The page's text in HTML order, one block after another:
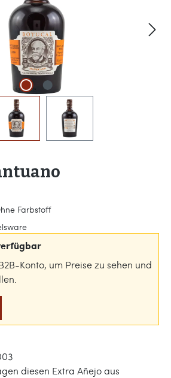
Farbstoff
Konto, um Preise zu sehen und
diesen Extra Añejo aus